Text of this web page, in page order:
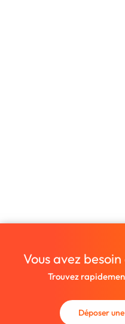
Vous avez
Trouvez
Déposer